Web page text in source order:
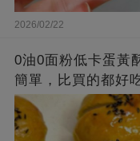
2026/02/22
0油0面粉低卡蛋黃
簡單，比買的都好